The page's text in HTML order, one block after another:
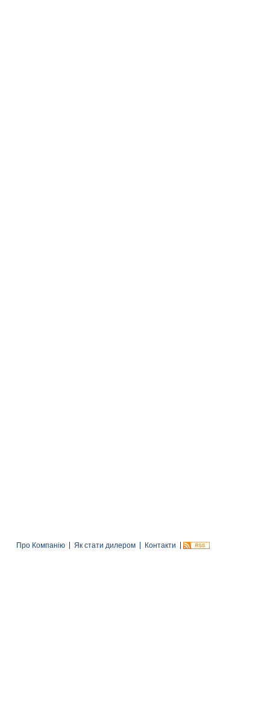
Про Компанію Як стати дилером Контакти